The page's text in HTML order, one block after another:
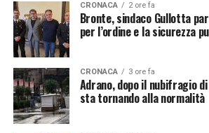
CRONACA 2 ore fa
Bronte, sindaco Gullotta
per l’ordine e la sicurezza
CRONACA 3 ore fa
Adrano, dopo il nubifragio
sta tornando alla normalità